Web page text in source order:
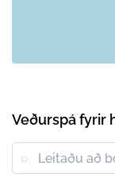
Veðurspá fyrir